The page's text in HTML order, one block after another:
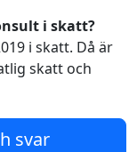
i skatt?
i skatt. Då är
skatt och
svar